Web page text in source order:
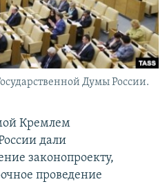
Думы России.
Кремлем
дали
законопроекту,
проведение